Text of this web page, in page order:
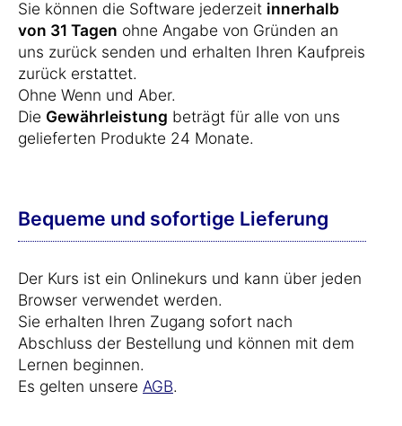
Sie können die Software jederzeit innerhalb
von 31 Tagen ohne Angabe von Gründen an
uns zurück senden und erhalten Ihren Kaufpreis
zurück erstattet.
Ohne Wenn und Aber.
Die Gewährleistung beträgt für alle von uns
gelieferten Produkte 24 Monate.
Bequeme und sofortige Lieferung
Der Kurs ist ein Onlinekurs und kann über jeden
Browser verwendet werden.
Sie erhalten Ihren Zugang sofort nach
Abschluss der Bestellung und können mit dem
Lernen beginnen.
Es gelten unsere AGB.